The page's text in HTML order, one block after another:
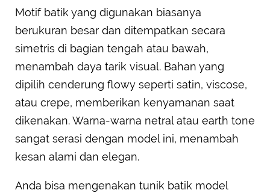
Motif batik yang digunakan biasanya
berukuran besar dan ditempatkan secara
simetris di bagian tengah atau bawah,
menambah daya tarik visual. Bahan yang
dipilih cenderung flowy seperti satin, viscose,
atau crepe, memberikan kenyamanan saat
dikenakan. Warna-warna netral atau earth tone
sangat serasi dengan model ini, menambah
kesan alami dan elegan.
Anda bisa mengenakan tunik batik model